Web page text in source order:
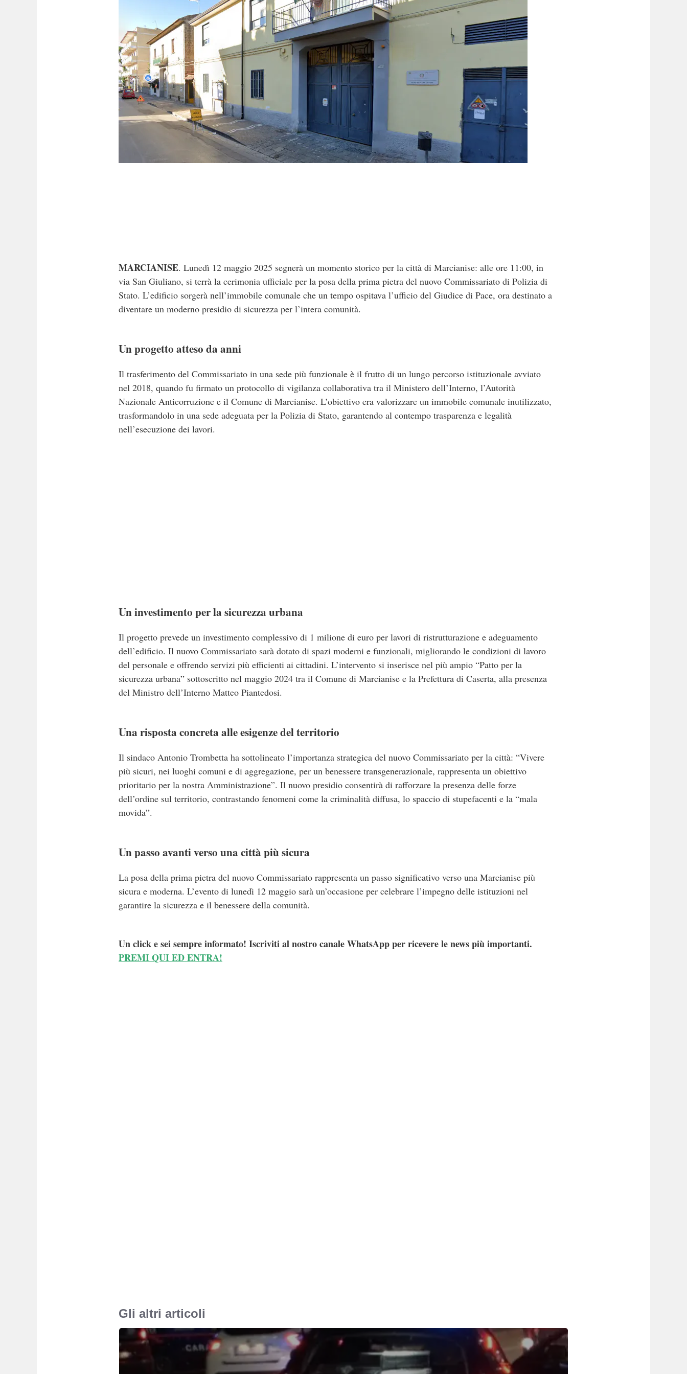
MARCIANISE. Lunedì 12 maggio 2025 segnerà un momento storico per la città di Marcianise: alle ore 11:00, in
via San Giuliano, si terrà la cerimonia ufficiale per la posa della prima pietra del nuovo Commissariato di Polizia di
Stato. L’edificio sorgerà nell’immobile comunale che un tempo ospitava l’ufficio del Giudice di Pace, ora destinato a
diventare un moderno presidio di sicurezza per l’intera comunità.
Un progetto atteso da anni
Il trasferimento del Commissariato in una sede più funzionale è il frutto di un lungo percorso istituzionale avviato
nel 2018, quando fu firmato un protocollo di vigilanza collaborativa tra il Ministero dell’Interno, l’Autorità
Nazionale Anticorruzione e il Comune di Marcianise. L’obiettivo era valorizzare un immobile comunale inutilizzato,
trasformandolo in una sede adeguata per la Polizia di Stato, garantendo al contempo trasparenza e legalità
nell’esecuzione dei lavori.
Un investimento per la sicurezza urbana
Il progetto prevede un investimento complessivo di 1 milione di euro per lavori di ristrutturazione e adeguamento
dell’edificio. Il nuovo Commissariato sarà dotato di spazi moderni e funzionali, migliorando le condizioni di lavoro
del personale e offrendo servizi più efficienti ai cittadini. L’intervento si inserisce nel più ampio “Patto per la
sicurezza urbana” sottoscritto nel maggio 2024 tra il Comune di Marcianise e la Prefettura di Caserta, alla presenza
del Ministro dell’Interno Matteo Piantedosi.
Una risposta concreta alle esigenze del territorio
Il sindaco Antonio Trombetta ha sottolineato l’importanza strategica del nuovo Commissariato per la città: “Vivere
più sicuri, nei luoghi comuni e di aggregazione, per un benessere transgenerazionale, rappresenta un obiettivo
prioritario per la nostra Amministrazione”. Il nuovo presidio consentirà di rafforzare la presenza delle forze
dell’ordine sul territorio, contrastando fenomeni come la criminalità diffusa, lo spaccio di stupefacenti e la “mala
movida”.
Un passo avanti verso una città più sicura
La posa della prima pietra del nuovo Commissariato rappresenta un passo significativo verso una Marcianise più
sicura e moderna. L’evento di lunedì 12 maggio sarà un’occasione per celebrare l’impegno delle istituzioni nel
garantire la sicurezza e il benessere della comunità.
Un click e sei sempre informato! Iscriviti al nostro canale WhatsApp per ricevere le news più importanti.
PREMI QUI ED ENTRA!
Gli altri articoli